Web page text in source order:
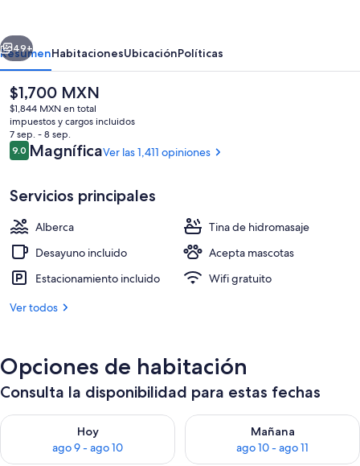
BW
Signature
Collection
Alberca techada y alberca al aire libre
Siguiente
49+
ResumenHabitacionesUbicaciónPolíticas
El
precio
actual
es
de
$1,700 MXN
$1,700 MXN
$1,844 MXN en total
impuestos y cargos incluidos
7 sep. - 8 sep.
Opiniones
9.09.0 de 10,
MagníficaVer las 1,411 opiniones
Servicios principales
Alberca
Tina de hidromasaje
Desayuno incluido
Acepta mascotas
Estacionamiento incluido
Wifi gratuito
Ver todos
Opciones de habitación
Consulta la disponibilidad para estas fechas
Hoy
ago 9 - ago 10
Consulta la disponibilidad para hoy ago 9 - ago 10
Mañana
ago 10 - ago 11
Consulta la disponibilidad